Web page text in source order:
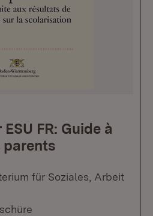
FR: Guide à
parents
für Soziales, Arbeit